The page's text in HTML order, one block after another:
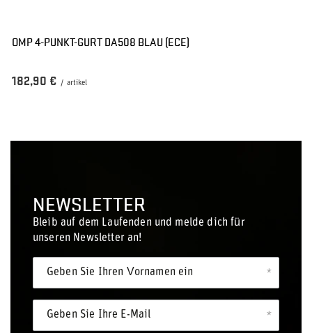
OMP 4-PUNKT-GURT DA508 BLAU (ECE)
182,90 € / artikel
NEWSLETTER
Bleib auf dem Laufenden und melde dich für
unseren Newsletter an!
Geben Sie Ihren Vornamen ein
Geben Sie Ihre E-Mail